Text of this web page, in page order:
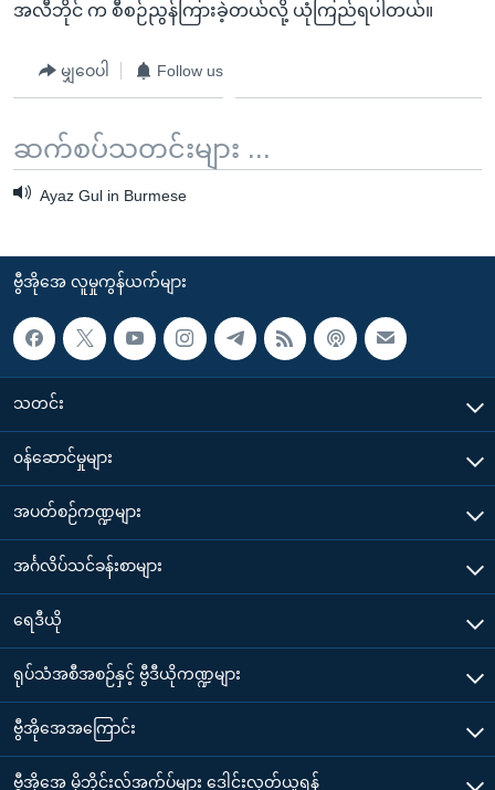
အလီဘိုင် က စီစဉ်ညွန်ကြားခဲ့တယ်လို့ ယုံကြည်ရပါတယ်။
မျှဝေပါ Follow us
ဆက်စပ်သတင်းများ ...
Ayaz Gul in Burmese
ဗွီအိုအေ လူမှုကွန်ယက်များ
သတင်း
၀န်ဆောင်မှုများ
အပတ်စဉ်ကဏ္ဍများ
အင်္ဂလိပ်သင်ခန်းစာများ
ရေဒီယို
ရုပ်သံအစီအစဉ်နှင့် ဗွီဒီယိုကဏ္ဍများ
ဗွီအိုအေအကြောင်း
ဗွီအိုအေ မိုဘိုင်းလ်အက်ပ်များ ဒေါင်းလုတ်ယူရန်